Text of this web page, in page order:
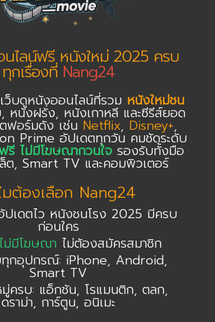
นไลน์ฟรี หนังใหม่ 2025 ครบ
ทุกเรื่องที่ Nang24
บดูหนังออนไลน์ที่รวม หนังใหม่ชน
หนังฝรั่ง, หนังเกาหลี และซีรีส์ยอด
ฟอร์มดัง เช่น Netflix, Disney+,
Prime อัปเดตทุกวัน คมชัดระดับ
รี ไม่มีโฆษณากวนใจรองรับทั้งมือ
ต, Smart TV และคอมพิวเตอร์
มต้องเลือก Nang24
ปเดตไว หนังชนโรง 2025 มีครบ
ก่อนใคร
มีโฆษณา ไม่ต้องสมัครสมาชิก
ทุกอุปกรณ์: iPhone, Android,
Smart TV
ครบ: แอ็กชัน, โรแมนติก, ตลก,
ดราม่า, การ์ตูน, อนิเมะ